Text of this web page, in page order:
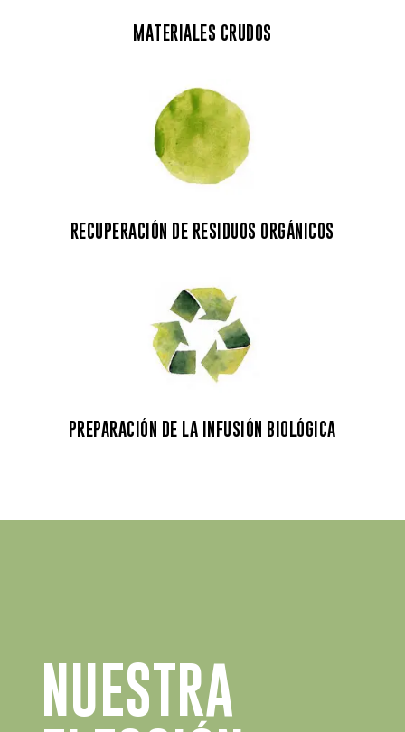
MATERIALES CRUDOS
RECUPERACIÓN DE RESIDUOS ORGÁNICOS
PREPARACIÓN DE LA INFUSIÓN BIOLÓGICA
NUESTRA